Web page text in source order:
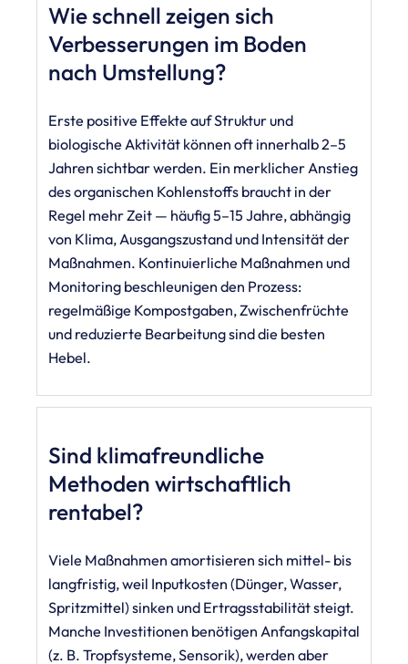
Wie schnell zeigen sich
Verbesserungen im Boden
nach Umstellung?
Erste positive Effekte auf Struktur und
biologische Aktivität können oft innerhalb 2–5
Jahren sichtbar werden. Ein merklicher Anstieg
des organischen Kohlenstoffs braucht in der
Regel mehr Zeit — häufig 5–15 Jahre, abhängig
von Klima, Ausgangszustand und Intensität der
Maßnahmen. Kontinuierliche Maßnahmen und
Monitoring beschleunigen den Prozess:
regelmäßige Kompostgaben, Zwischenfrüchte
und reduzierte Bearbeitung sind die besten
Hebel.
Sind klimafreundliche
Methoden wirtschaftlich
rentabel?
Viele Maßnahmen amortisieren sich mittel- bis
langfristig, weil Inputkosten (Dünger, Wasser,
Spritzmittel) sinken und Ertragsstabilität steigt.
Manche Investitionen benötigen Anfangskapital
(z. B. Tropfsysteme, Sensorik), werden aber